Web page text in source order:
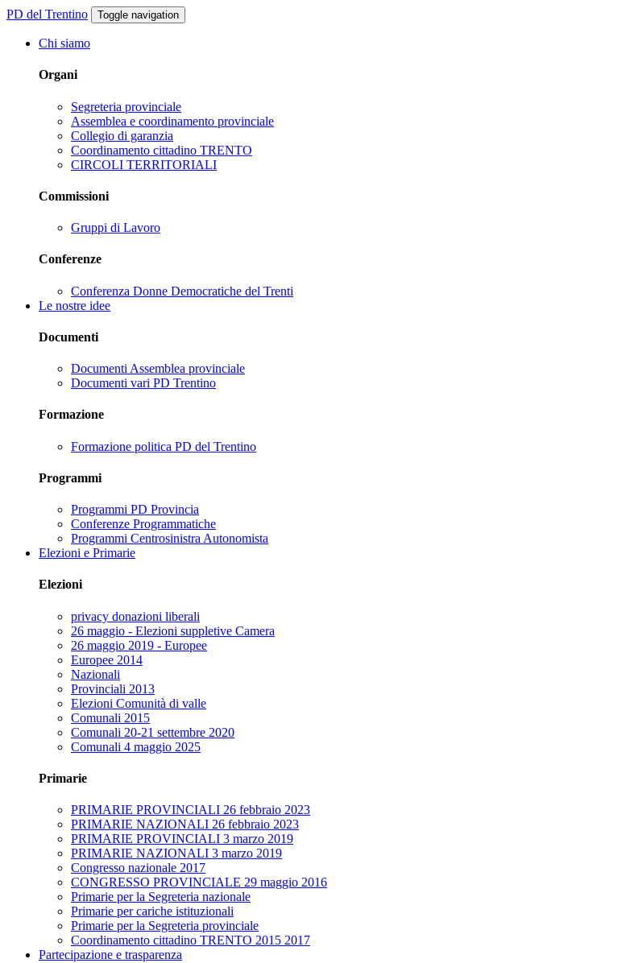
PD del Trentino Toggle navigation
Chi siamo
Organi
Segreteria provinciale
Assemblea e coordinamento provinciale
Collegio di garanzia
Coordinamento cittadino TRENTO
CIRCOLI TERRITORIALI
Commissioni
Gruppi di Lavoro
Conferenze
Conferenza Donne Democratiche del Trenti
Le nostre idee
Documenti
Documenti Assemblea provinciale
Documenti vari PD Trentino
Formazione
Formazione politica PD del Trentino
Programmi
Programmi PD Provincia
Conferenze Programmatiche
Programmi Centrosinistra Autonomista
Elezioni e Primarie
Elezioni
privacy donazioni liberali
26 maggio - Elezioni suppletive Camera
26 maggio 2019 - Europee
Europee 2014
Nazionali
Provinciali 2013
Elezioni Comunità di valle
Comunali 2015
Comunali 20-21 settembre 2020
Comunali 4 maggio 2025
Primarie
PRIMARIE PROVINCIALI 26 febbraio 2023
PRIMARIE NAZIONALI 26 febbraio 2023
PRIMARIE PROVINCIALI 3 marzo 2019
PRIMARIE NAZIONALI 3 marzo 2019
Congresso nazionale 2017
CONGRESSO PROVINCIALE 29 maggio 2016
Primarie per la Segreteria nazionale
Primarie per cariche istituzionali
Primarie per la Segreteria provinciale
Coordinamento cittadino TRENTO 2015 2017
Partecipazione e trasparenza